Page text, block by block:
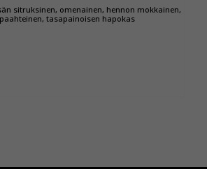
sitruksinen, omenainen, hennon mokkainen,
tasapainoisen hapokas